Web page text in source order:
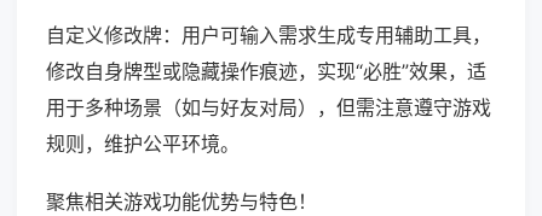
自定义修改牌：用户可输入需求生成专用辅助工具，
修改自身牌型或隐藏操作痕迹，实现“必胜”效果，适
用于多种场景（如与好友对局），但需注意遵守游戏
规则，维护公平环境。
聚焦相关游戏功能优势与特色！